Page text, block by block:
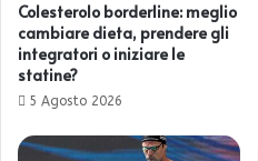
Colesterolo borderline: meglio
cambiare dieta, prendere gli
integratori o iniziare le
statine?
5 Agosto 2026